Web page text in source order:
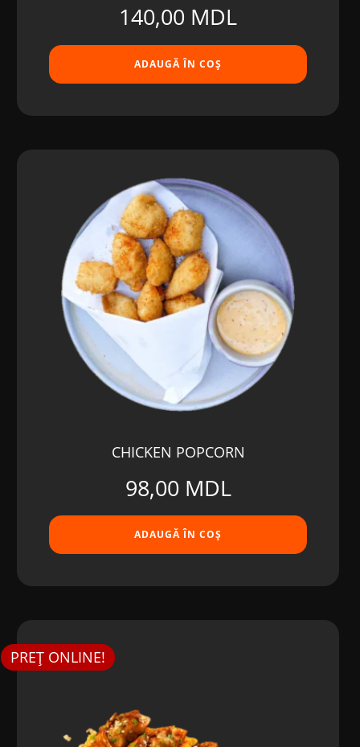
140,00 MDL
ADAUGĂ ÎN COȘ
CHICKEN POPCORN
98,00 MDL
ADAUGĂ ÎN COȘ
PREȚ ONLINE!